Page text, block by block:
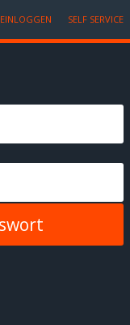
EINLOGGEN SELF SERVICE